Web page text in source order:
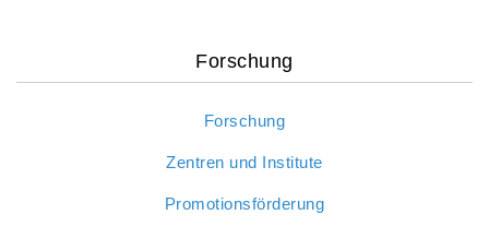
Forschung
Forschung
Zentren und Institute
Promotionsförderung